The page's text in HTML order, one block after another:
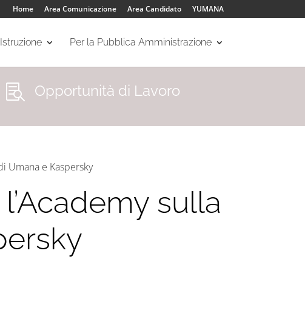
Home Area Comunicazione Area Candidato YUMANA
Per la Pubblica Amministrazione
 Opportunità di Lavoro
Umana e Kaspersky
sulla